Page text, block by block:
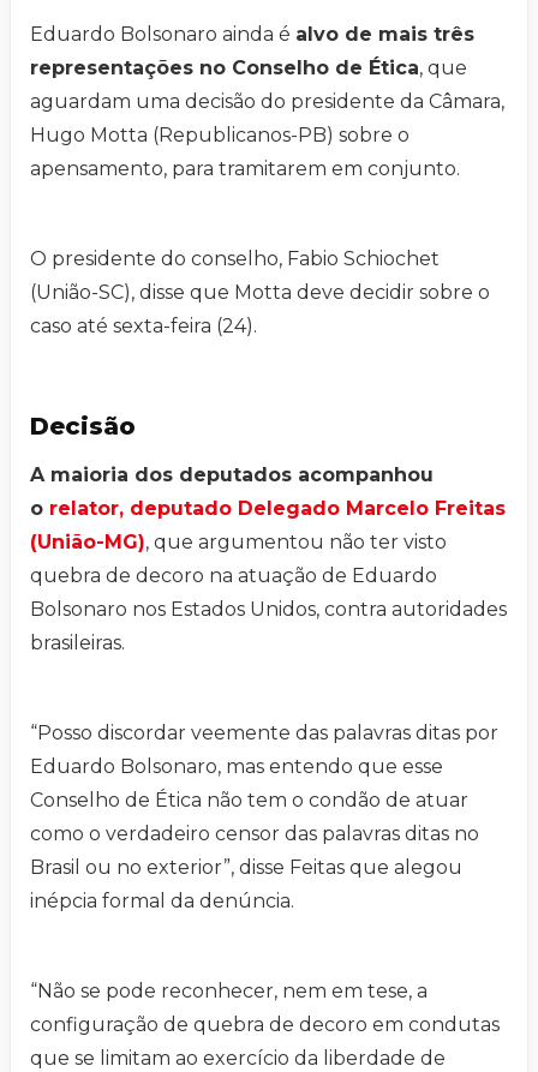
Eduardo Bolsonaro ainda é alvo de mais três
representações no Conselho de Ética, que
aguardam uma decisão do presidente da Câmara,
Hugo Motta (Republicanos-PB) sobre o
apensamento, para tramitarem em conjunto.
O presidente do conselho, Fabio Schiochet
(União-SC), disse que Motta deve decidir sobre o
caso até sexta-feira (24).
Decisão
A maioria dos deputados acompanhou
o relator, deputado Delegado Marcelo Freitas
(União-MG), que argumentou não ter visto
quebra de decoro na atuação de Eduardo
Bolsonaro nos Estados Unidos, contra autoridades
brasileiras.
“Posso discordar veemente das palavras ditas por
Eduardo Bolsonaro, mas entendo que esse
Conselho de Ética não tem o condão de atuar
como o verdadeiro censor das palavras ditas no
Brasil ou no exterior”, disse Feitas que alegou
inépcia formal da denúncia.
“Não se pode reconhecer, nem em tese, a
configuração de quebra de decoro em condutas
que se limitam ao exercício da liberdade de